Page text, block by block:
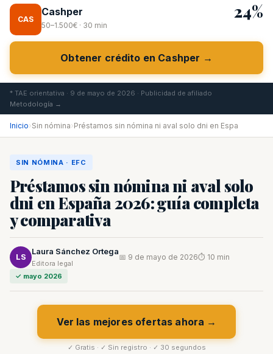
CAS
Cashper
50–1.500€ · 30 min
24%
Obtener crédito en Cashper →
* TAE orientativa · 9 de mayo de 2026 · Publicidad de afiliado
Metodología →
Inicio›Sin nómina›Préstamos sin nómina ni aval solo dni en Espa
SIN NÓMINA · EFC
Préstamos sin nómina ni aval solo
dni en España 2026: guía completa
y comparativa
LS
Laura Sánchez Ortega
Editora legal
📅 9 de mayo de 2026⏱ 10 min
✓ mayo 2026
Ver las mejores ofertas ahora →
✓ Gratis · ✓ Sin registro · ✓ 30 segundos